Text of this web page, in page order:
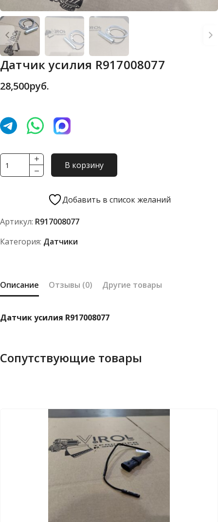
Датчик усилия R917008077
28,500руб.
Количество
товара
В корзину
Добавить в список желаний
Артикул: R917008077
Категория: Датчики
Описание Отзывы (0) Другие товары
Датчик усилия R917008077
Сопутствующие товары